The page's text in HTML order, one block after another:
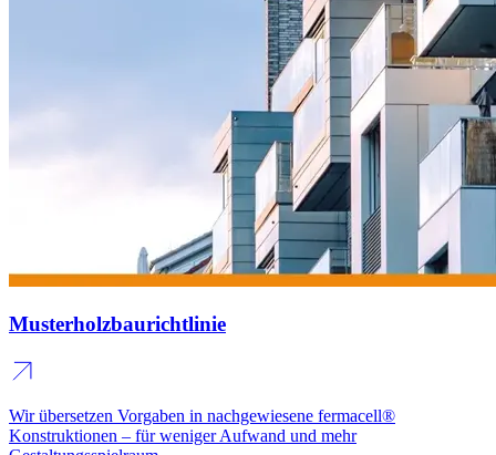
Musterholzbaurichtlinie
Wir übersetzen Vorgaben in nachgewiesene fermacell®
Konstruktionen – für weniger Aufwand und mehr